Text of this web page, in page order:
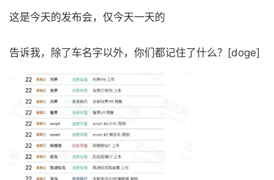
这是今天的发布会，仅今天一天的
告诉我，除了车名字以外，你们都记住了什么？[doge] ​